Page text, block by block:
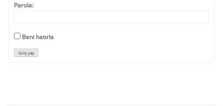
Parola:
Beni hatırla
Giriş yap